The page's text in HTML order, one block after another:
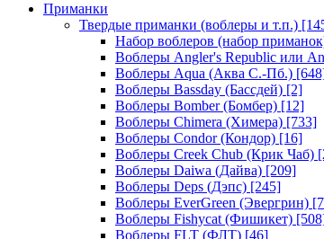
Приманки
Твердые приманки (воблеры и т.п.)
Набор воблеров (набор
Воблеры Angler's Republic или
Воблеры Aqua (Аква С.-Пб.)
Воблеры Bassday (Бассдей) [2]
Воблеры Bomber (Бомбер) [12]
Воблеры Chimera (Химера) [733]
Воблеры Condor (Кондор) [16]
Воблеры Creek Chub (Крик Чаб)
Воблеры Daiwa (Дайва) [209]
Воблеры Deps (Дэпс) [245]
Воблеры EverGreen (Эвергрин)
Воблеры Fishycat (Фишикет)
Воблеры FLT (ФЛТ) [46]